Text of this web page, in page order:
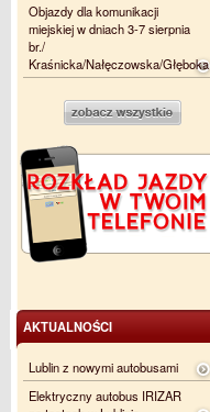
Objazdy dla komunikacji
miejskiej w dniach 3-7 sierpnia
br./
Kraśnicka/Nałęczowska/Głęboka
AKTUALNOŚCI
Lublin z nowymi autobusami
Elektryczny autobus IRIZAR